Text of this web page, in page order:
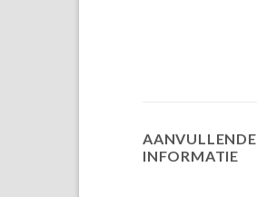
AANVULLENDE
INFORMATIE